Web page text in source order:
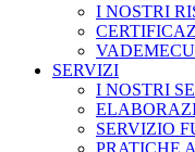
I NOSTRI
SERVIZI
I NOSTRI
SERVIZIO
PRATICHE